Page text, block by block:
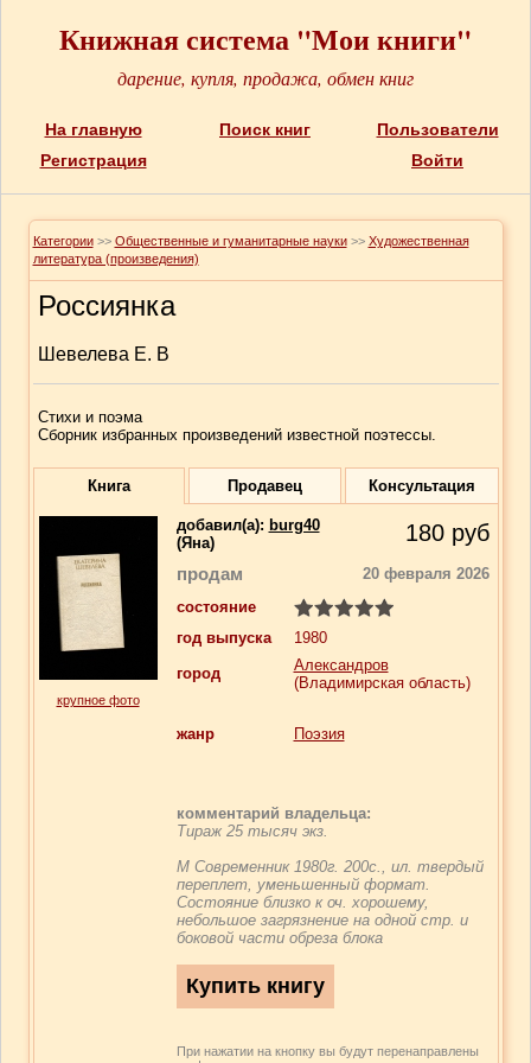
Книжная система "Мои книги"
дарение, купля, продажа, обмен книг
На главную Поиск книг
Пользователи
Регистрация
Войти
Категории >> Общественные и гуманитарные науки >> Художественная
литература (произведения)
Россиянка
Шевелева Е. В
Стихи и поэма
Сборник избранных произведений известной поэтессы.
Книга Продавец Консультация
крупное фото
добавил(a): burg40
(Яна)
180 руб
продам
20 февраля 2026
состояние
год выпуска
1980
город
Александров
(Владимирская область)
жанр Поэзия
комментарий владельца:
Тираж 25 тысяч экз.
М Современник 1980г. 200с., ил. твердый
переплет, уменьшенный формат.
Состояние близко к оч. хорошему,
небольшое загрязнение на одной стр. и
боковой части обреза блока
При нажатии на кнопку вы будут перенаправлены